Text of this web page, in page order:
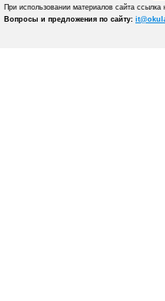
При использовании материалов сайта ссылка
Вопросы и предложения по сайту: